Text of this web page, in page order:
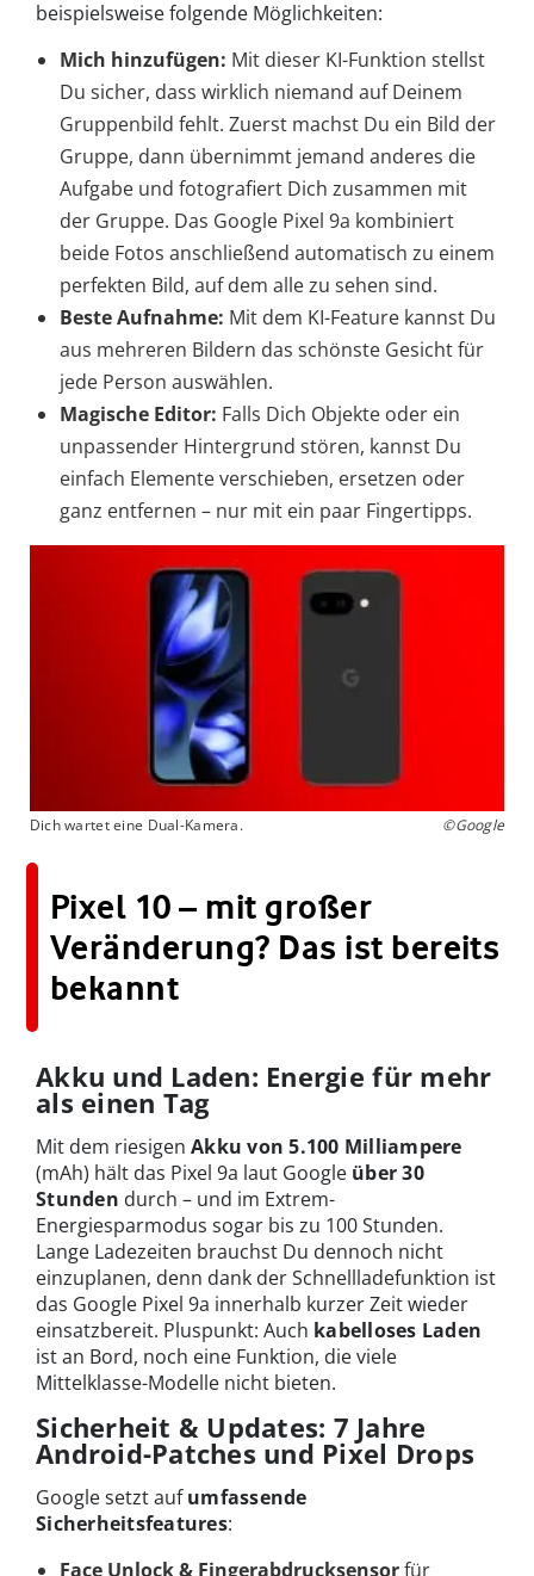
beispielsweise folgende Möglichkeiten:
Mich hinzufügen: Mit dieser KI-Funktion stellst
Du sicher, dass wirklich niemand auf Deinem
Gruppenbild fehlt. Zuerst machst Du ein Bild der
Gruppe, dann übernimmt jemand anderes die
Aufgabe und fotografiert Dich zusammen mit
der Gruppe. Das Google Pixel 9a kombiniert
beide Fotos anschließend automatisch zu einem
perfekten Bild, auf dem alle zu sehen sind.
Beste Aufnahme: Mit dem KI-Feature kannst Du
aus mehreren Bildern das schönste Gesicht für
jede Person auswählen.
Magische Editor: Falls Dich Objekte oder ein
unpassender Hintergrund stören, kannst Du
einfach Elemente verschieben, ersetzen oder
ganz entfernen – nur mit ein paar Fingertipps.
Dich wartet eine Dual-Kamera. ©Google
Pixel 10 – mit großer
Veränderung? Das ist bereits
bekannt
Akku und Laden: Energie für mehr
als einen Tag
Mit dem riesigen Akku von 5.100 Milliampere
(mAh) hält das Pixel 9a laut Google über 30
Stunden durch – und im Extrem-
Energiesparmodus sogar bis zu 100 Stunden.
Lange Ladezeiten brauchst Du dennoch nicht
einzuplanen, denn dank der Schnellladefunktion ist
das Google Pixel 9a innerhalb kurzer Zeit wieder
einsatzbereit. Pluspunkt: Auch kabelloses Laden
ist an Bord, noch eine Funktion, die viele
Mittelklasse-Modelle nicht bieten.
Sicherheit & Updates: 7 Jahre
Android-Patches und Pixel Drops
Google setzt aufumfassende
Sicherheitsfeatures:
Face Unlock & Fingerabdrucksensorfür